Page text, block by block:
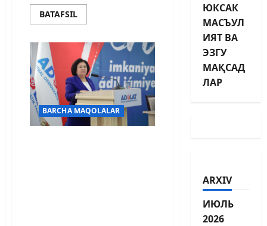
BATAFSIL
BARCHA MAQOLALAR
ЮКСАК
МАСЪУЛ
ИЯТ ВА
ЭЗГУ
МАҚСАД
ЛАР
ARXIV
ИЮЛЬ
2026